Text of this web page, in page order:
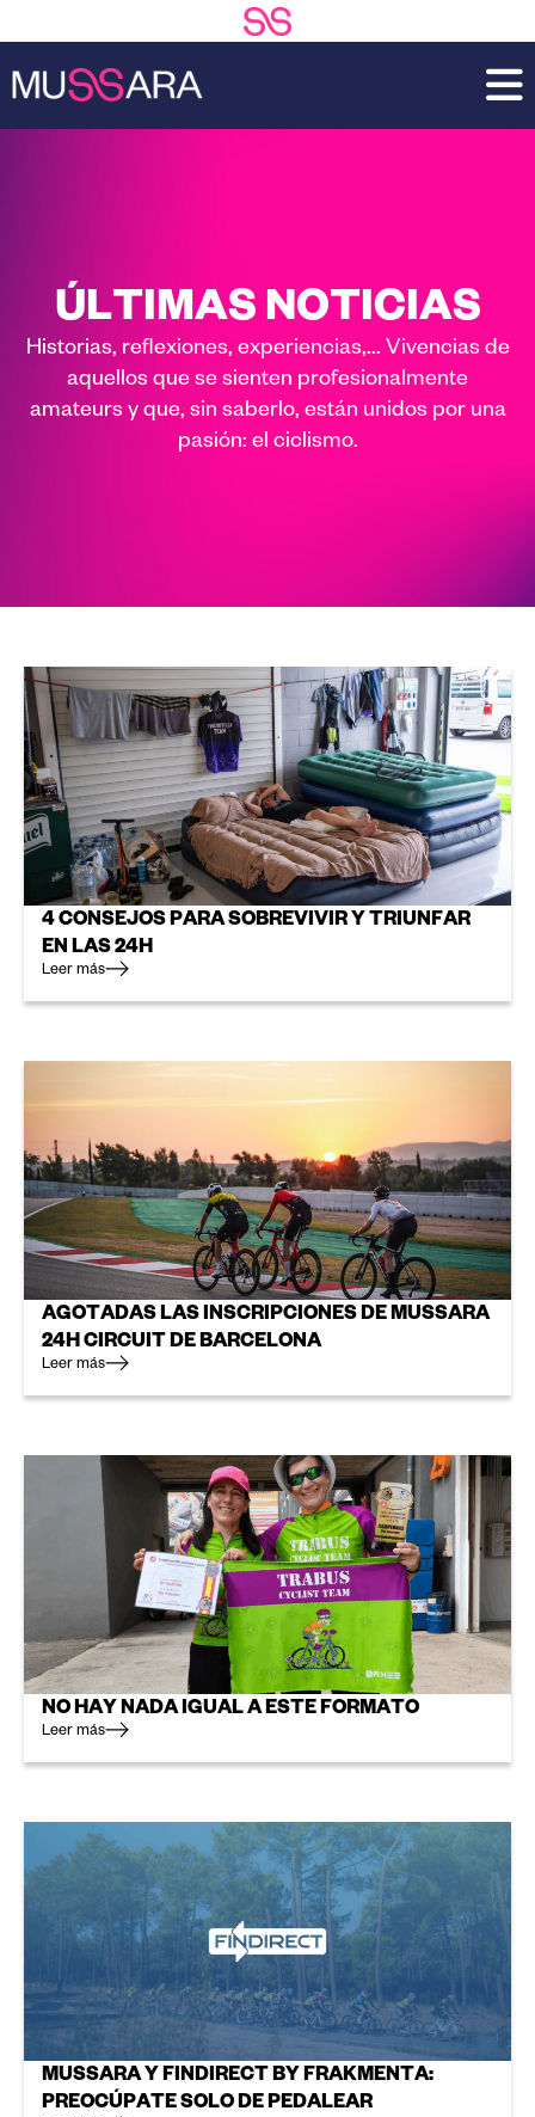
contenido
ÚLTIMAS NOTICIAS
Historias, reflexiones, experiencias,... Vivencias de
aquellos que se sienten profesionalmente
amateurs y que, sin saberlo, están unidos por una
pasión: el ciclismo.
4 CONSEJOS PARA SOBREVIVIR Y TRIUNFAR
EN LAS 24H
Leer más
AGOTADAS LAS INSCRIPCIONES DE MUSSARA
24H CIRCUIT DE BARCELONA
Leer más
NO HAY NADA IGUAL A ESTE FORMATO
Leer más
MUSSARA Y FINDIRECT BY FRAKMENTA:
PREOCÚPATE SOLO DE PEDALEAR